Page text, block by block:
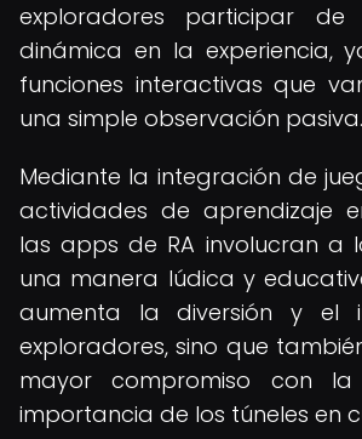
exploradores participar
dinámica en la experiencia,
funciones interactivas que
una simple observación pasiva.
Mediante la integración de
actividades de aprendizaje
las apps de RA involucran a
una manera lúdica y
aumenta la diversión y el
exploradores, sino que
mayor compromiso con
importancia de los túneles en